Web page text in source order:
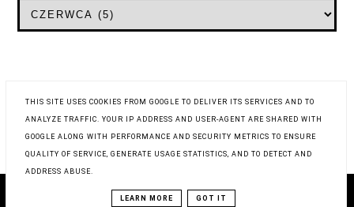
BLOG DESIGN: KAROGRAFIA.PL
THIS SITE USES COOKIES FROM GOOGLE TO DELIVER ITS SERVICES AND TO
ANALYZE TRAFFIC. YOUR IP ADDRESS AND USER-AGENT ARE SHARED WITH
GOOGLE ALONG WITH PERFORMANCE AND SECURITY METRICS TO ENSURE
QUALITY OF SERVICE, GENERATE USAGE STATISTICS, AND TO DETECT AND
ADDRESS ABUSE.
LEARN MORE GOT IT